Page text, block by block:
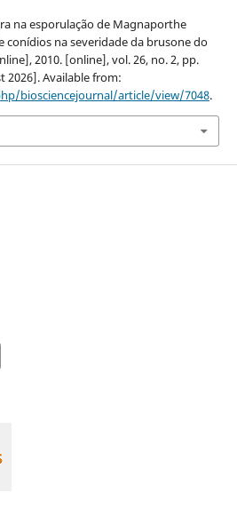
na esporulação de Magnaporthe
conídios na severidade da brusone do
2010. [online], vol. 26, no. 2, pp.
2026]. Available from:
biosciencejournal/article/view/7048.